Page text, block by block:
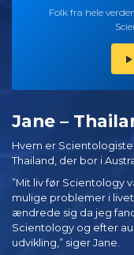
Folk fra hele
Jane –
Hvem er
Thailand, der bor i
”Mit liv før Scientology
mulige problemer i
ændrede sig da jeg
Scientology og efter
udvikling,” siger Jane.